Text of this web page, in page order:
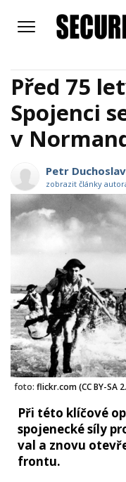
Před 75
Spojenci
v
Petr Duchoslav
zobrazit články
foto: flickr.com (CC BY-SA
Při této klíčové
spojenecké síly
val a znovu
frontu.